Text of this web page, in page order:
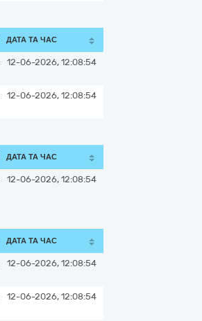
ДАТА ТА ЧАС
12-06-2026, 12:08:54
12-06-2026, 12:08:54
ДАТА ТА ЧАС
12-06-2026, 12:08:54
ДАТА ТА ЧАС
12-06-2026, 12:08:54
12-06-2026, 12:08:54